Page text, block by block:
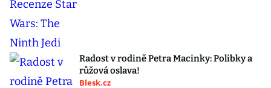
Radost v rodině Petra Macinky: Polibky a
růžová oslava!
Blesk.cz